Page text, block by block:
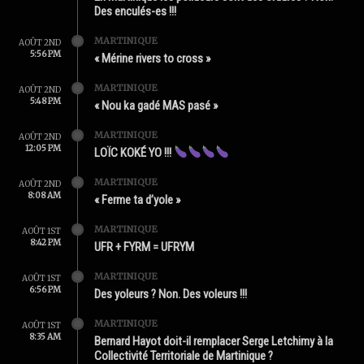
Des enculés-es !!!
AOÛT 2ND
5:56 PM
MARTINIQUE
« Mérine rivers to cross »
AOÛT 2ND
5:48 PM
MARTINIQUE
« Nou ka gadé MAS pasé »
AOÛT 2ND
12:05 PM
MARTINIQUE
LOÏC KOKÉ YO !!!
AOÛT 2ND
8:08 AM
MARTINIQUE
« Ferme ta d’yole »
AOÛT 1ST
8:42 PM
MARTINIQUE
UFR + FYRM = UFRYM
AOÛT 1ST
6:56 PM
MARTINIQUE
Des yoleurs ? Non. Des voleurs !!!
AOÛT 1ST
8:35 AM
MARTINIQUE
Bernard Hayot doit-il remplacer Serge Letchimy à la
Collectivité Territoriale de Martinique ?